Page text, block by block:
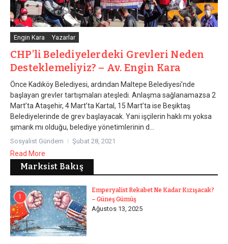
Engin Kara Yazarlar
CHP’li Belediyelerdeki Grevleri Neden
Desteklemeliyiz? – Av. Engin Kara
Önce Kadıköy Belediyesi, ardından Maltepe Belediyesi’nde
başlayan grevler tartışmaları ateşledi. Anlaşma sağlanamazsa 2
Mart’ta Ataşehir, 4 Mart’ta Kartal, 15 Mart’ta ise Beşiktaş
Belediyelerinde de grev başlayacak. Yani işçilerin haklı mı yoksa
şımarık mı olduğu, belediye yönetimlerinin d...
Sosyalist Gündem Şubat 28, 2021
Read More
Marksist Bakış
1
Emperyalist Rekabet Ne Kadar Kızışacak?
– Güneş Gümüş
Ağustos 13, 2025